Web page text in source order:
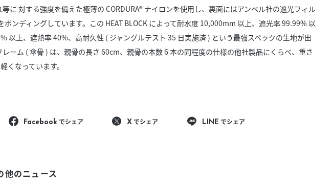
スタッフ募集（長期で働きたい方）
スタッフ募集（スポットで働きたい
方）
に 対する強度を備えた極薄の CORDURA® ナイロンを使用し、裏面にはアンベル社の遮光フィル
ボンディングしています。この HEAT BLOCK によって耐水度 10,000mm 以上、遮光率 99.99% 以
以上、遮熱率 40%、高耐久性 ( ジャングルテスト 35 日実施済 ) という最強スペックの生地が出
ーム ( 傘骨 ) は、親骨の長さ 60cm、親骨の本数 6 本の同程度の仕様の他社製品にくらべ、重さ
くなっています。
Facebook でシェア X でシェア LINE でシェア
他のニュース